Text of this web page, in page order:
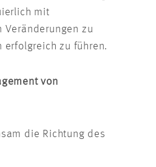
mit
zu
erfolgreich zu führen.
von
die Richtung des